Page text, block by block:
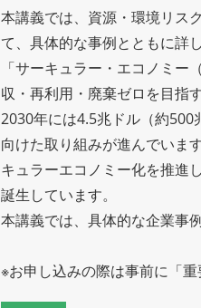
本講義では、資源・環境リス
て、具体的な事例とともに詳
「サーキュラー・エコノミ
収・再利用・廃棄ゼロを目指
2030年には4.5兆ドル（約
向けた取り組みが進んでいま
キュラーエコノミー化を推進
誕生しています。
本講義では、具体的な企業事
※お申し込みの際は事前に「重